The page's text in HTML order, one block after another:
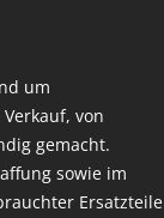
um
von
gemacht.
sowie im
Ersatzteile